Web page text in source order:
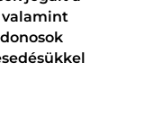
valamint